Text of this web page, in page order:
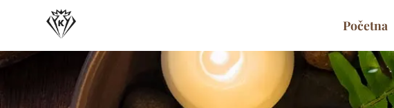
Početna